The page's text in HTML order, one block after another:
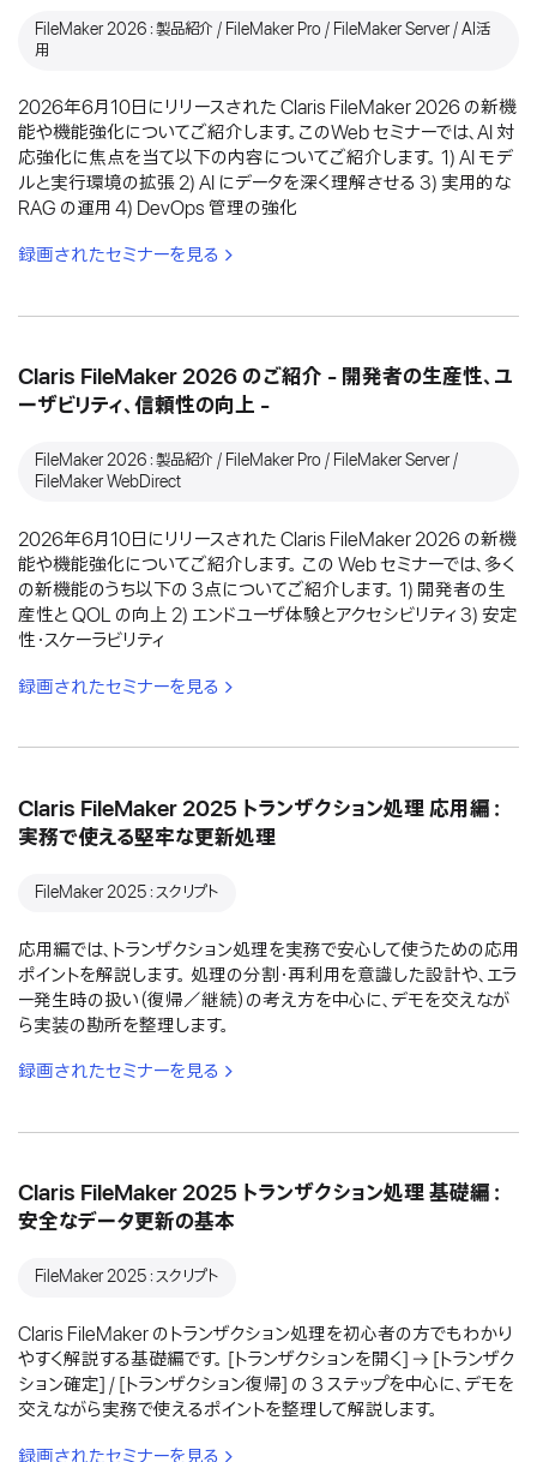
FileMaker 2026：製品紹介 / FileMaker Pro / FileMaker Server / AI活
用
2026年6月10日にリリースされた Claris FileMaker 2026 の新機
能や機能強化についてご紹介します。このWeb セミナーでは、AI 対
応強化に焦点を当て以下の内容についてご紹介します。 1) AI モデ
ルと実行環境の拡張 2) AI にデータを深く理解させる 3) 実用的な
RAG の運用 4) DevOps 管理の強化
録画されたセミナーを見る
Claris FileMaker 2026 のご紹介 - 開発者の生産性、ユ
ーザビリティ、信頼性の向上 -
FileMaker 2026：製品紹介 / FileMaker Pro / FileMaker Server /
FileMaker WebDirect
2026年6月10日にリリースされた Claris FileMaker 2026 の新機
能や機能強化についてご紹介します。 この Web セミナーでは、多く
の新機能のうち以下の 3点についてご紹介します。 1) 開発者の生
産性と QOL の向上 2) エンドユーザ体験とアクセシビリティ 3) 安定
性・スケーラビリティ
録画されたセミナーを見る
Claris FileMaker 2025 トランザクション処理 応用編：
実務で使える堅牢な更新処理
FileMaker 2025：スクリプト
応用編では、トランザクション処理を実務で安心して使うための応用
ポイントを解説します。 処理の分割・再利用を意識した設計や、エラ
ー発生時の扱い（復帰／継続）の考え方を中心に、デモを交えなが
ら実装の勘所を整理します。
録画されたセミナーを見る
Claris FileMaker 2025 トランザクション処理 基礎編：
安全なデータ更新の基本
FileMaker 2025：スクリプト
Claris FileMaker のトランザクション処理を初心者の方でもわかり
やすく解説する基礎編です。 [トランザクションを開く] → [トランザク
ション確定] / [トランザクション復帰] の 3 ステップを中心に、デモを
交えながら実務で使えるポイントを整理して解説します。
録画されたセミナーを見る